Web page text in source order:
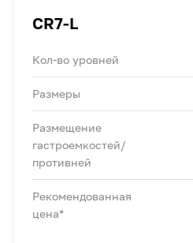
CR7-L
Кол-во уровней
Размеры
Размещение
гастроемкостей/
противней
Рекомендованная
цена*